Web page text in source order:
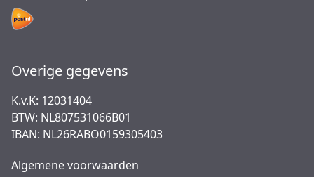
Overige gegevens
K.v.K: 12031404
BTW: NL807531066B01
IBAN: NL26RABO0159305403
Algemene voorwaarden